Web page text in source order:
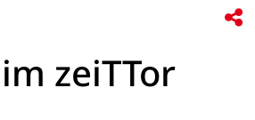
zeiTTor